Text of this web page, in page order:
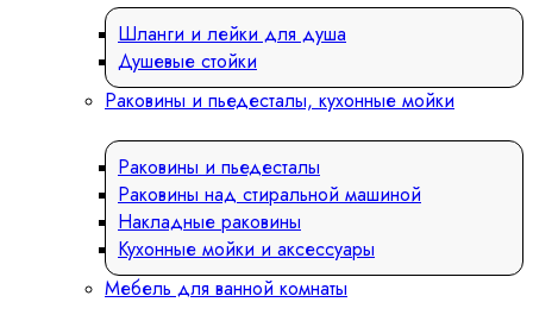
Шланги и лейки для душа
Душевые стойки
Раковины и пьедесталы, кухонные мойки
Раковины и пьедесталы
Раковины над стиральной машиной
Накладные раковины
Кухонные мойки и аксессуары
Мебель для ванной комнаты